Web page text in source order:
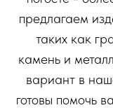
предлагаем
таких как
камень и
вариант в
готовы помочь